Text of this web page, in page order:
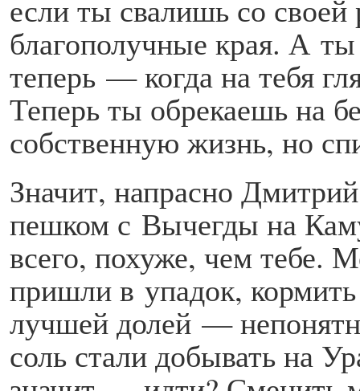
если ты свалишь со
благополучные края. А
теперь — когда на тебя
Теперь ты обрекаешь на
собственную жизнь, но
Значит, напрасно
пешком с Вычегды на
всего, похуже, чем тебе.
пришли в упадок,
лучшей долей —
соль стали добывать на